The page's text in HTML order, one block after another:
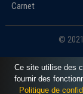
Carnet
©
Ce site utilise des
fournir des
Politique de